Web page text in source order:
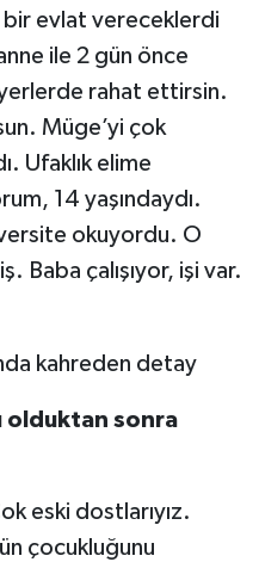
bir evlat vereceklerdi
ile 2 gün önce
rahat ettirsin.
Müge’yi çok
Ufaklık elime
14 yaşındaydı.
okuyordu. O
Baba çalışıyor, işi var.
olduktan sonra
eski dostlarıyız.
çocukluğunu